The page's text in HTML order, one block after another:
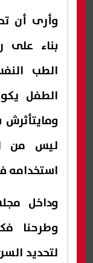
وأرى أن
بناء على
الطب
الطفل
ومايتأثرش
ليس من
استخدامه
وداخل
وطرحنا
لتحديد